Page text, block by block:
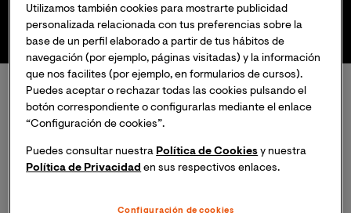
Convocato
ria Octubre
Título
Oficial
Formato
Online
Duración 1
¿Por qué hacer la Maestría en
Centrada en la Persona?
Utilizamos también cookies para mostrarte publicidad
personalizada relacionada con tus preferencias sobre la
base de un perfil elaborado a partir de tus hábitos de
navegación (por ejemplo, páginas visitadas) y la información
que nos facilites (por ejemplo, en formularios de cursos).
Puedes aceptar o rechazar todas las cookies pulsando el
botón correspondiente o configurarlas mediante el enlace
“Configuración de cookies”.
Puedes consultar nuestra Política de Cookies y nuestra
Política de Privacidad en sus respectivos enlaces.
Configuración de cookies